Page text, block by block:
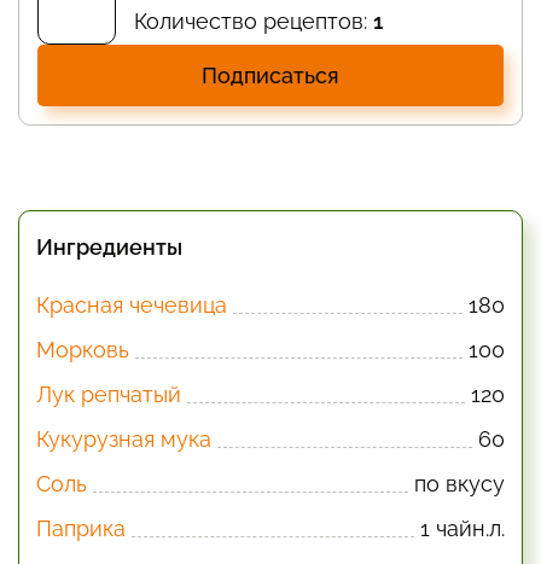
Количество рецептов: 1
Подписаться
Ингредиенты
Красная чечевица
180
Морковь
100
Лук репчатый
120
Кукурузная мука
60
Соль
по вкусу
Паприка
1 чайн.л.